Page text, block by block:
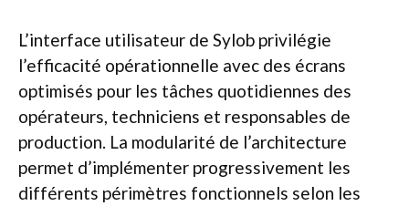
L’interface utilisateur de Sylob privilégie
l’efficacité opérationnelle avec des écrans
optimisés pour les tâches quotidiennes des
opérateurs, techniciens et responsables de
production. La modularité de l’architecture
permet d’implémenter progressivement les
différents périmètres fonctionnels selon les